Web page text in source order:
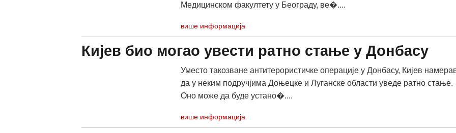
Медицинском факултету у Београду, ве�....
више информација
Кијев био могао увести ратно стање у Донбасу
Уместо такозване антитерористичке операције у Донбасу, Кијев
да у неким подручјима Доњецке и Луганске области уведе ратно стање.
Оно може да буде устано�....
више информација